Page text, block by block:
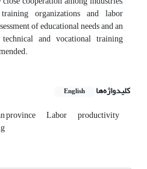
organizations and labor
of educational needs and an
and vocational training
کلیدواژه‌ها English
province Labor productivity